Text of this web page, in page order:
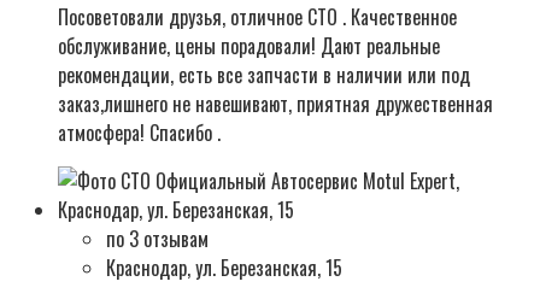
Посоветовали друзья, отличное СТО . Качественное
обслуживание, цены порадовали! Дают реальные
рекомендации, есть все запчасти в наличии или под
заказ,лишнего не навешивают, приятная дружественная
атмосфера! Спасибо .
по 3 отзывам
Краснодар, ул. Березанская, 15